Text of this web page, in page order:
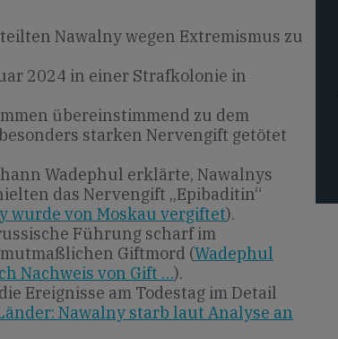
Nawalny wegen Extremismus zu
2024 in einer Strafkolonie in
übereinstimmend zu dem
starken Nervengift getötet
Wadephul erklärte, Nawalnys
das Nervengift „Epibaditin“
wurde von Moskau vergiftet).
Führung scharf im
Giftmord (Wadephul
Nachweis von Gift …).
Ereignisse am Todestag im Detail
Nawalny starb laut Analyse an